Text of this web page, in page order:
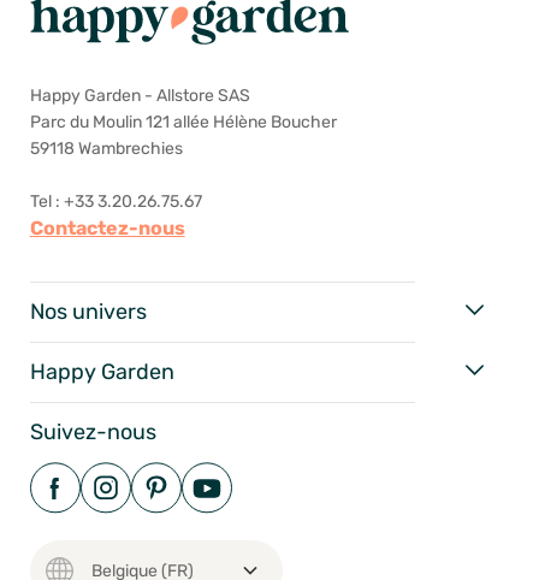
Happy Garden - Allstore SAS
Parc du Moulin 121 allée Hélène Boucher
59118 Wambrechies
Tel : +33 3.20.26.75.67
Contactez-nous
Nos univers
Happy Garden
Suivez-nous